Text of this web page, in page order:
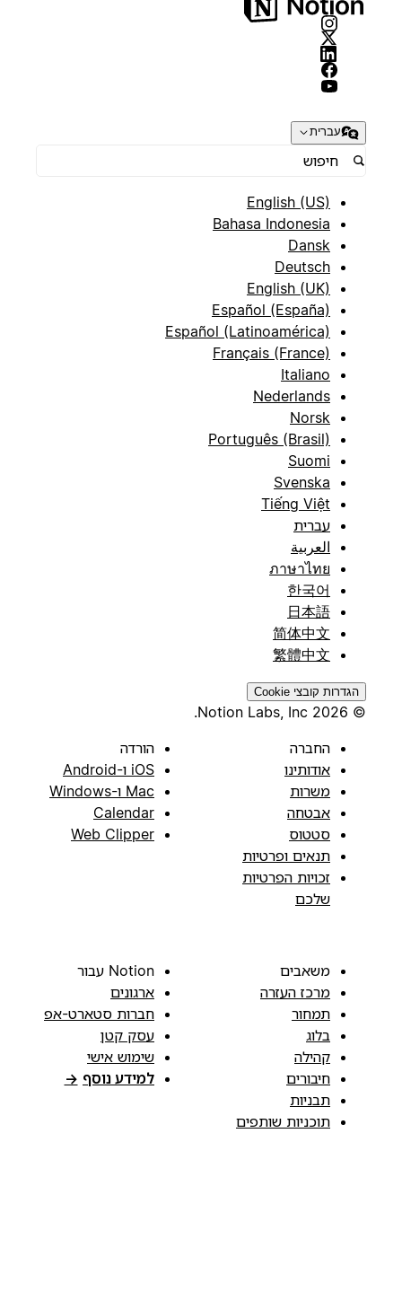
עברית
English (US)
Bahasa Indonesia
Dansk
Deutsch
English (UK)
Español (España)
Español (Latinoamérica)
Français (France)
Italiano
Nederlands
Norsk
Português (Brasil)
Suomi
Svenska
Tiếng Việt
עברית
العربية
ภาษาไทย
한국어
日本語
简体中文
繁體中文
הגדרות קובצי Cookie
החברה
אודותינו
משרות
אבטחה
סטטוס
תנאים ופרטיות
זכויות הפרטיות
שלכם
הורדה
iOS ו-Android
Mac ו-Windows
Calendar
Web Clipper
משאבים
מרכז העזרה
תמחור
בלוג
קהילה
חיבורים
תבניות
תוכניות שותפים
Notion עבור
ארגונים
חברות סטארט-אפ
עסק קטן
שימוש אישי
למידע נוסף →